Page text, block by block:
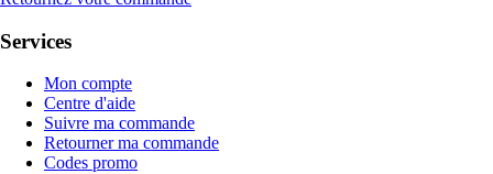
Services
Mon compte
Centre d'aide
Suivre ma commande
Retourner ma commande
Codes promo